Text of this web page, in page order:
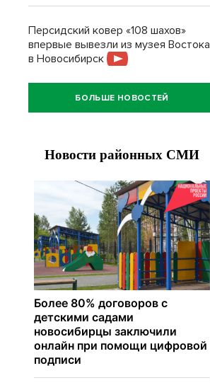
Персидский ковер «108 шахов»
впервые вывезли из музея Востока
в Новосибирск
БОЛЬШЕ НОВОСТЕЙ